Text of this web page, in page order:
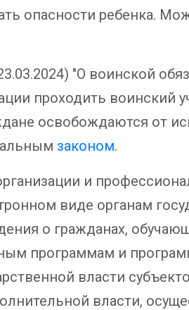
опасности ребенка.
"О воинской
проходить воинский
освобождаются от
законом.
и
виде органам
о гражданах,
программам и
власти
власти,